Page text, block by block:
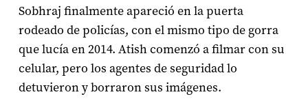
Sobhraj finalmente apareció en la puerta
rodeado de policías, con el mismo tipo de gorra
que lucía en 2014. Atish comenzó a filmar con su
celular, pero los agentes de seguridad lo
detuvieron y borraron sus imágenes.